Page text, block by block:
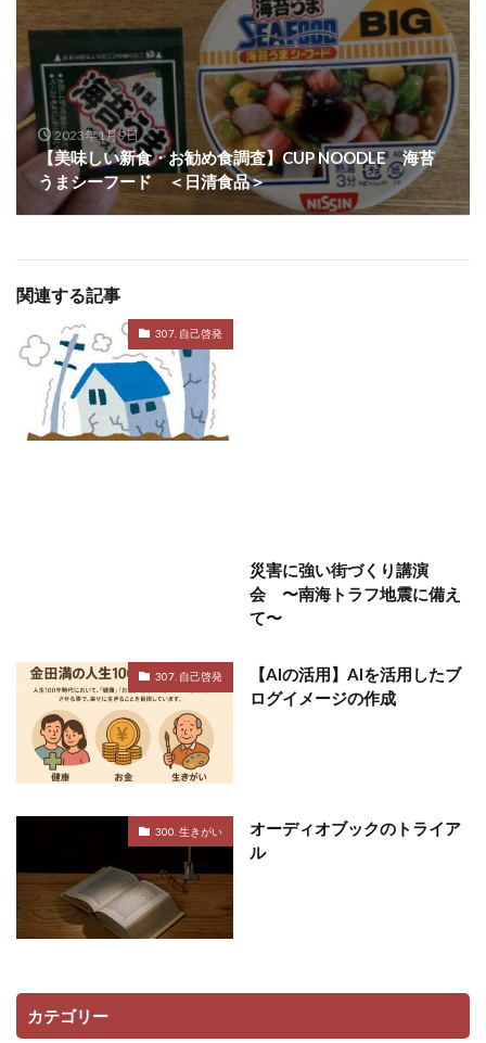
2023年1月9日
【美味しい新食・お勧め食調査】CUP NOODLE 海苔
うまシーフード ＜日清食品＞
関連する記事
307. 自己啓発
災害に強い街づくり講演
会 〜南海トラフ地震に備え
て〜
307. 自己啓発
【AIの活用】AIを活用したブ
ログイメージの作成
300. 生きがい
オーディオブックのトライア
ル
カテゴリー